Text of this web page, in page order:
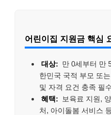
어린이집 지원금 핵심
대상: 만 0세부터 만
한민국 국적 부모 또
및 자격 요건 충족 필
혜택:
보육료 지원,
처, 아이돌봄 서비스